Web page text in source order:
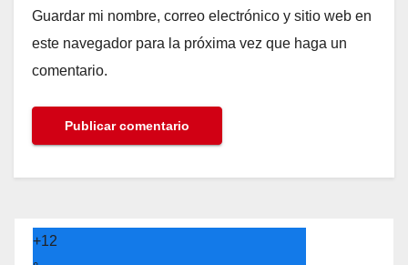
Guardar mi nombre, correo electrónico y sitio web en
este navegador para la próxima vez que haga un
comentario.
+12